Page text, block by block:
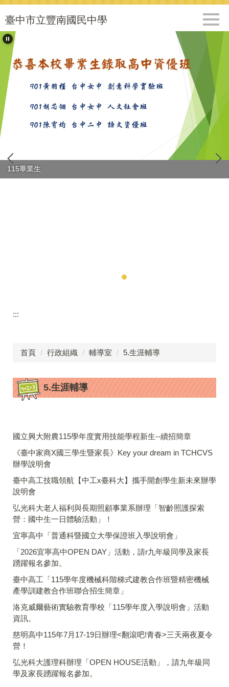
跳
到
主
要
容
區
臺中市立豐南國民中學
115畢業生
:::
首頁 行政組織 輔導室 5.生涯輔導
5.生涯輔導
國立興大附農115學年度實用技能學程新生--續招簡章
《臺中家商X國三學生暨家長》Key your dream in TCHCVS
辦學說明會
臺中高工技職領航【中工x臺科大】攜手開創學生新未來辦學
說明會
弘光科大老人福利與長期照顧事業系辦理「智齡照護探索
營：國中生一日體驗活動」！
宜寧高中「普通科暨國立大學保證班入學說明會」
「2026宜寧高中OPEN DAY」活動，請r九年級同學及家長
踴躍報名參加。
臺中高工「115學年度機械科階梯式建教合作班暨精密機械
產學訓建教合作班聯合招生簡章」
洛克威爾藝術實驗教育學校「115學年度入學說明會」活動
資訊。
慈明高中115年7月17-19日辦理<翻滾吧!青春>三天兩夜夏令
營！
弘光科大護理科辦理「OPEN HOUSE活動」，請九年級同
學及家長踴躍報名參加。